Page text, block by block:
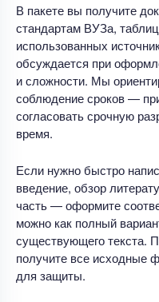
В пакете вы получите
стандартам ВУЗа,
использованных
обсуждается при
и сложности. Мы
соблюдение сроков —
согласовать срочную
время.
Если нужно быстро
введение, обзор
часть — оформите
можно как полный
существующего текста.
получите все исходные
для защиты.